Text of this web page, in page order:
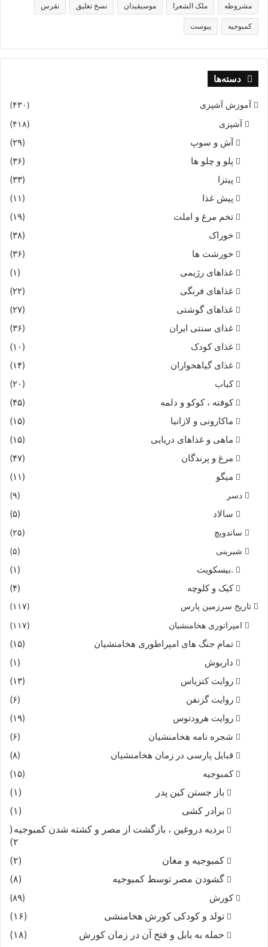
مشروطه ملک الشعرا موسیقیدان نسخ تعلیق نقرس
کمبوجیه یبوست
دسته‌ها
آموزش آشپزی (۴۳۰)
آشپزی (۴۱۸)
آش و سوپ
(۲۹)
پلو و چلو ها
(۳۶)
پیتزا
(۳۳)
پیش غذا
(۱۱)
تخم مرغ و املت
(۱۹)
خوراک
(۳۸)
خورشت ها
(۳۶)
غذاهای رژیمی
(۱)
غذاهای فرنگی
(۲۲)
غذاهای گوشتی
(۲۷)
غذای سنتی ایران
(۳۶)
غذای کودک
(۱۰)
غذای گیاهخواران
(۱۴)
کباب
(۲۰)
کوفته ، کوکو و دلمه
(۴۵)
ماکارونی و لازانیا
(۱۵)
ماهی و غذاهای دریایی
(۱۵)
مرغ و پرندگان
(۴۷)
میگو
(۱۱)
دسر (۹)
سالاد (۵)
ساندویچ
(۲۵)
شیرینی
(۵)
.بیسکویت
(۱)
کیک و کلوچه
(۴)
تاریخ سرزمین پارس (۱۱۷)
امپراتوری هخامنشیان (۱۱۷)
تمام جنگ های امپراطوری هخامنشیان
(۱۵)
داریوش
(۱)
روایت کتزیاس
(۱۳)
روایت گزنفن
(۶)
روایت هرودتوس
(۱۹)
شجره نامه هخامنشیان
(۶)
قبایل پارسی در زمان هخامنشیان
(۸)
کمبوجیه
(۱۵)
باز جستن کین پدر
(۱)
برادر کشی
(۱)
بردیه دروغین ، بازگشت از مصر و کشته شدن کمبوجیه (
۲)
کمبوجیه و مغان
(۲)
گشودن مصر توسط کمبوجیه
(۸)
کورش
(۸۹)
تولد و کودکی کورش هخامنشی
(۱۶)
حمله به بابل و فتح آن در زمان کورش
(۱۸)